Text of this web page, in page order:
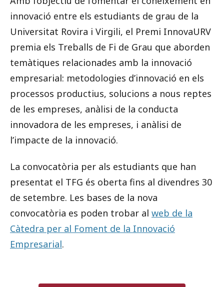
innovació entre els estudiants de grau de la
Universitat Rovira i Virgili, el Premi InnovaURV
premia els Treballs de Fi de Grau que aborden
temàtiques relacionades amb la innovació
empresarial: metodologies d’innovació en els
processos productius, solucions a nous reptes
de les empreses, anàlisi de la conducta
innovadora de les empreses, i anàlisi de
l’impacte de la innovació.
La convocatòria per als estudiants que han
presentat el TFG és oberta fins al divendres 30
de setembre. Les bases de la nova
convocatòria es poden trobar al web de la
Càtedra per al Foment de la Innovació
Empresarial.